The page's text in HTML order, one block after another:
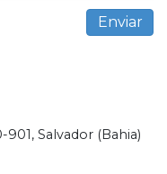
Salvador (Bahia)